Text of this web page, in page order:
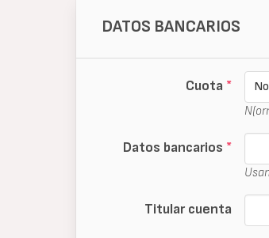
DATOS BANCARIOS
Cuota *
Datos bancarios *
Titular cuenta